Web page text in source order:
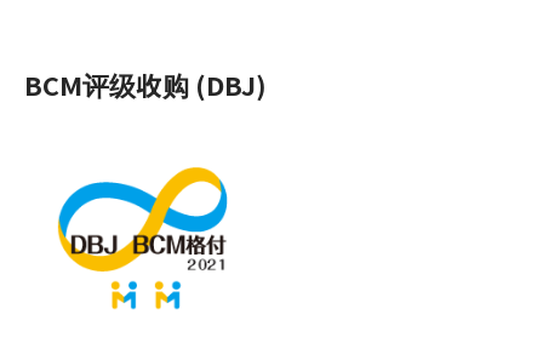
BCM评级收购 (DBJ)